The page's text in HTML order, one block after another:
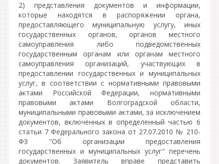
2) представления документов и информации,
которые находятся в распоряжении органа,
предоставляющего муниципальную услугу, иных
государственных органов, органов местного
самоуправления либо подведомственных
государственным органам или органам местного
самоуправления организаций, участвующих в
предоставлении государственных и муниципальных
услуг, в соответствии с нормативными правовыми
актами Российской Федерации, нормативными
правовыми актами Волгоградской области,
муниципальными правовыми актами, за исключением
документов, включенных в определенный частью 6
статьи 7 Федерального закона от 27.07.2010 № 210-
ФЗ "Об организации предоставления
государственных и муниципальных услуг" перечень
документов. Заявитель вправе представить